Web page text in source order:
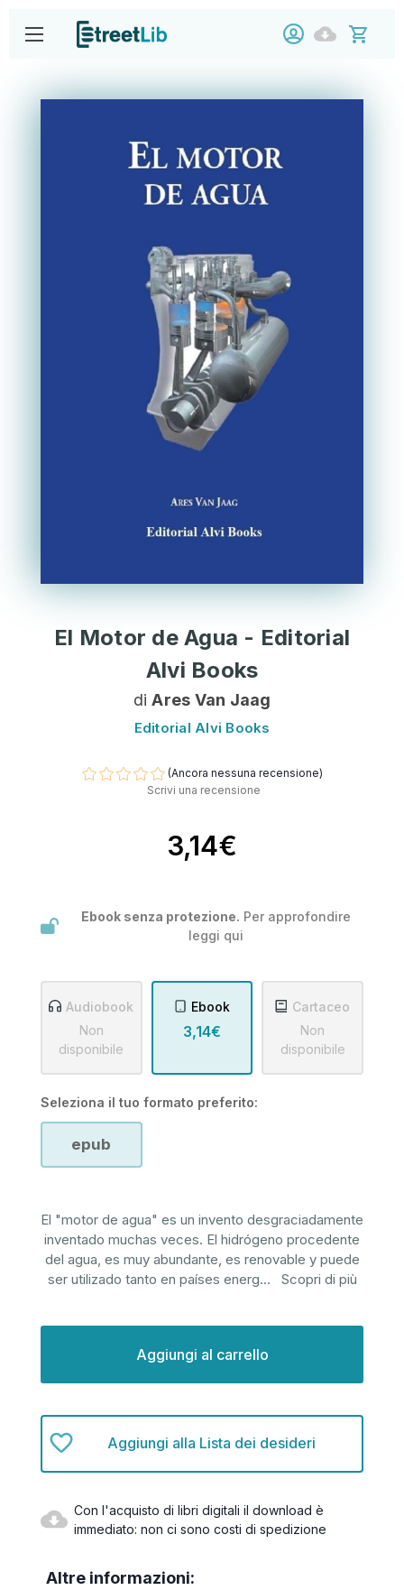
El Motor de Agua - Editorial
Alvi Books
diAres Van Jaag
Editorial Alvi Books
(Ancora nessuna recensione)
Scrivi una recensione
3,14€
Ebook senza protezione. Per approfondire
leggi qui
Audiobook
Non
disponibile
Ebook
3,14€
Cartaceo
Non
disponibile
Seleziona il tuo formato preferito:
epub
El "motor de agua" es un invento desgraciadamente
inventado muchas veces. El hidrógeno procedente
del agua, es muy abundante, es renovable y puede
ser utilizado tanto en países energ... Scopri di più
Aggiungi alla Lista dei desideri
Con l'acquisto di libri digitali il download è
immediato: non ci sono costi di spedizione
Altre informazioni: